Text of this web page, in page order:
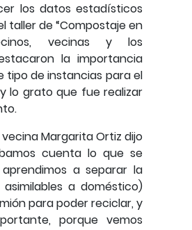
los datos estadísticos
taller de “Compostaje en
vecinas y los
la importancia
tipo de instancias para el
lo grato que fue realizar
Margarita Ortiz dijo
cuenta lo que se
a separar la
a doméstico)
para poder reciclar, y
porque vemos